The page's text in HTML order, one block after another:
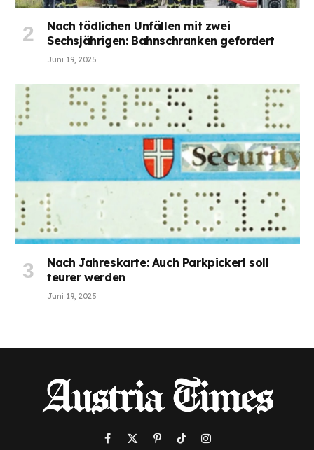
Nach tödlichen Unfällen mit zwei
Sechsjährigen: Bahnschranken gefordert
Juni 19, 2025
Nach Jahreskarte: Auch Parkpickerl soll
teurer werden
Juni 19, 2025
Facebook
X PinterestTikTokInstagram